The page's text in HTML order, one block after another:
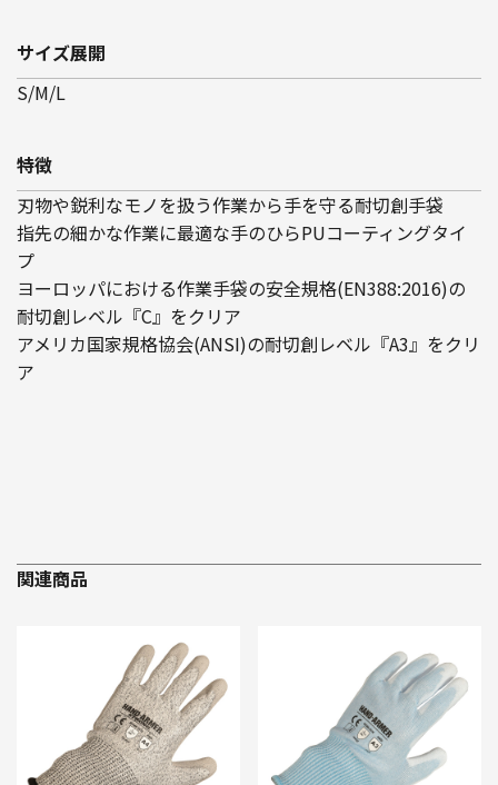
サイズ展開
S/M/L
特徴
刃物や鋭利なモノを扱う作業から手を守る耐切創手袋
指先の細かな作業に最適な手のひらPUコーティングタイ
プ
ヨーロッパにおける作業手袋の安全規格(EN388:2016)の
耐切創レベル『C』をクリア
アメリカ国家規格協会(ANSI)の耐切創レベル『A3』をクリ
ア
関連商品